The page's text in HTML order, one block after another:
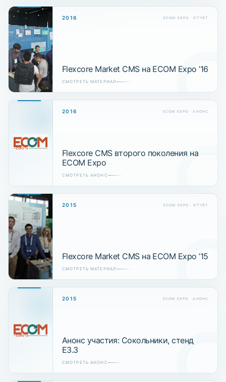
2016 ECOM EXPO · ОТЧЁТ
Flexcore Market CMS на ECOM Expo ’16
СМОТРЕТЬ МАТЕРИАЛ
2016 ECOM EXPO · АНОНС
Flexcore CMS второго поколения на
ECOM Expo
СМОТРЕТЬ АНОНС
2015 ECOM EXPO · ОТЧЁТ
Flexcore Market CMS на ECOM Expo ’15
СМОТРЕТЬ МАТЕРИАЛ
2015 ECOM EXPO · АНОНС
Анонс участия: Сокольники, стенд
E3.3
СМОТРЕТЬ АНОНС